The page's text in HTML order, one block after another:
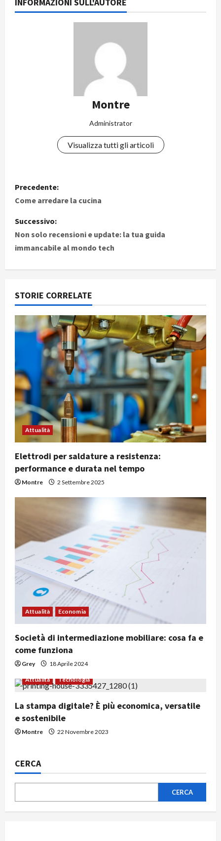
Montre
Administrator
Visualizza tutti gli articoli
N
a
v
i
g
z
i
n
e
a
t
i
c
o
Precedente:
Come arredare la cucina
Successivo:
Non solo recensioni e update: la tua guida
immancabile al mondo tech
STORIE CORRELATE
Attualità
Elettrodi per saldature a resistenza:
performance e durata nel tempo
Montre 2 Settembre 2025
Attualità Economia
Società di intermediazione mobiliare: cosa fa e
come funziona
Grey 18 Aprile 2024
Attualità Tecnologia
La stampa digitale? È più economica, versatile
e sostenibile
Montre 22 Novembre 2023
CERCA
CERCA